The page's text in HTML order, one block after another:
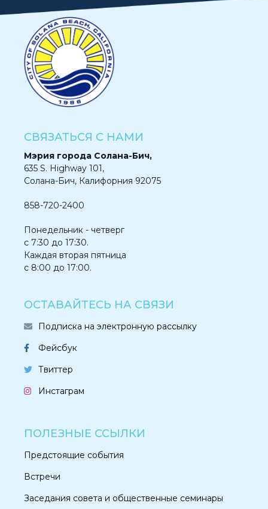
СВЯЗАТЬСЯ С НАМИ
Мэрия города Солана-Бич,
635 S. Highway 101,
Солана-Бич, Калифорния 92075
858-720-2400
Понедельник - четверг
с 7:30 до 17:30.
Каждая вторая пятница
с 8:00 до 17:00.
ОСТАВАЙТЕСЬ НА СВЯЗИ
Подписка на электронную рассылку
Фейсбук
Твиттер
Инстаграм
ПОЛЕЗНЫЕ ССЫЛКИ
Предстоящие события
Встречи
Заседания совета и общественные семинары